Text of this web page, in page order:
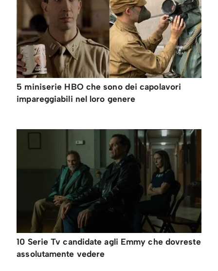
5 miniserie HBO che sono dei capolavori
impareggiabili nel loro genere
10 Serie Tv candidate agli Emmy che dovreste
assolutamente vedere